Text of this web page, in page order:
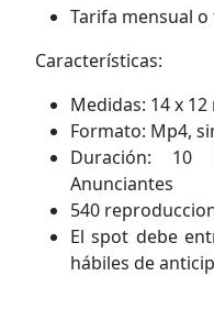
Tarifa mensual
Características:
Medidas: 14 x
Formato: Mp4,
Duración: 10
Anunciantes
540
El spot debe
hábiles de